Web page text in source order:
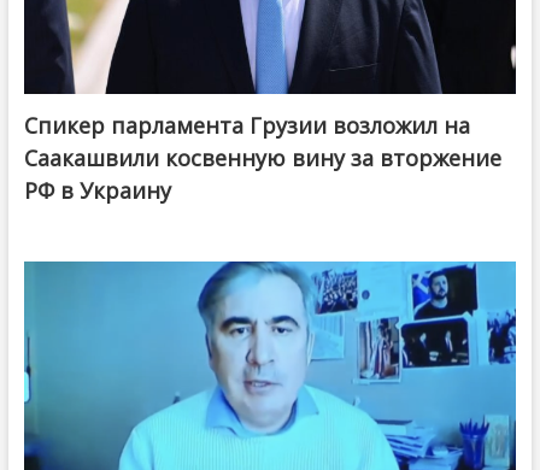
Спикер парламента Грузии возложил на
Саакашвили косвенную вину за вторжение
РФ в Украину